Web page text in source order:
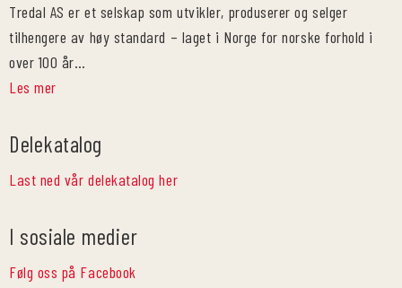
Tredal AS er et selskap som utvikler, produserer og selger
tilhengere av høy standard – laget i Norge for norske forhold i
over 100 år…
Les mer
Delekatalog
Last ned vår delekatalog her
I sosiale medier
Følg oss på Facebook